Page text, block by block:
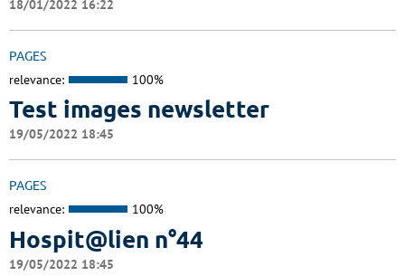
18/01/2022 16:22
PAGES
relevance: 100%
Test images newsletter
19/05/2022 18:45
PAGES
relevance: 100%
Hospit@lien n°44
19/05/2022 18:45